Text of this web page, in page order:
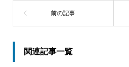
関連記事一覧